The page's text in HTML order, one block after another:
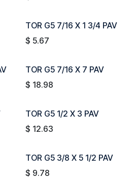
TOR G5 7/16 X 1 3/4 PAV
$ 5.67
TOR G5 7/16 X 7 PAV
$ 18.98
TOR G5 1/2 X 3 PAV
$ 12.63
TOR G5 3/8 X 5 1/2 PAV
$ 9.78